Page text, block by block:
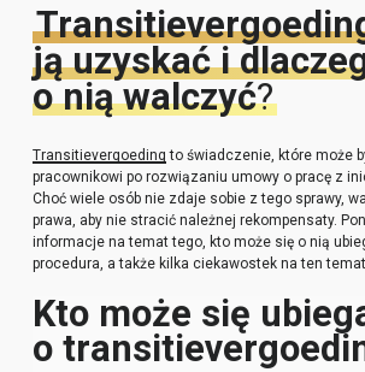
ją uzyskać i
o nią walczyć?
Transitievergoeding to świadczenie, które może
pracownikowi po rozwiązaniu umowy o pracę z
Choć wiele osób nie zdaje sobie z tego sprawy,
prawa, aby nie stracić należnej rekompensaty.
informacje na temat tego, kto może się o nią
procedura, a także kilka ciekawostek na ten temat.
Kto może się
o